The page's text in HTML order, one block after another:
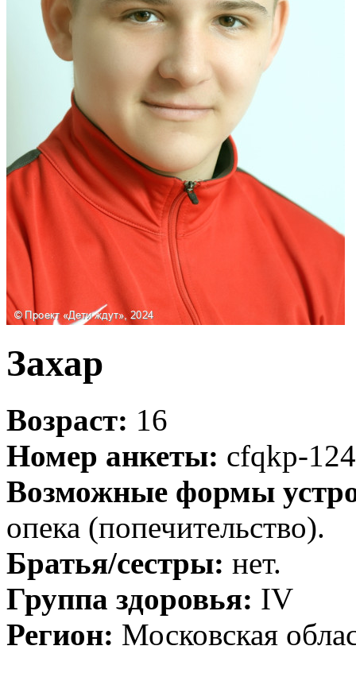
Захар
Возраст: 16
Номер анкеты: cfqkp-
Возможные формы
опека (попечительство).
Братья/сестры: нет.
Группа здоровья: IV
Регион: Московская